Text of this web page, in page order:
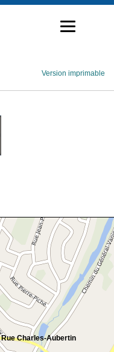
Version imprimable
Rue Charles-Aubertin